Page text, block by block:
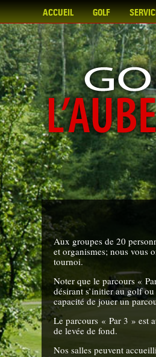
ACCUEIL GOLF
Aux groupes de 20
et organismes; nous vous
tournoi.
Noter que le parcours «
désirant s’initier au golf
capacité de jouer un
Le parcours « Par 3 » est
de levée de fond.
Nos salles peuvent